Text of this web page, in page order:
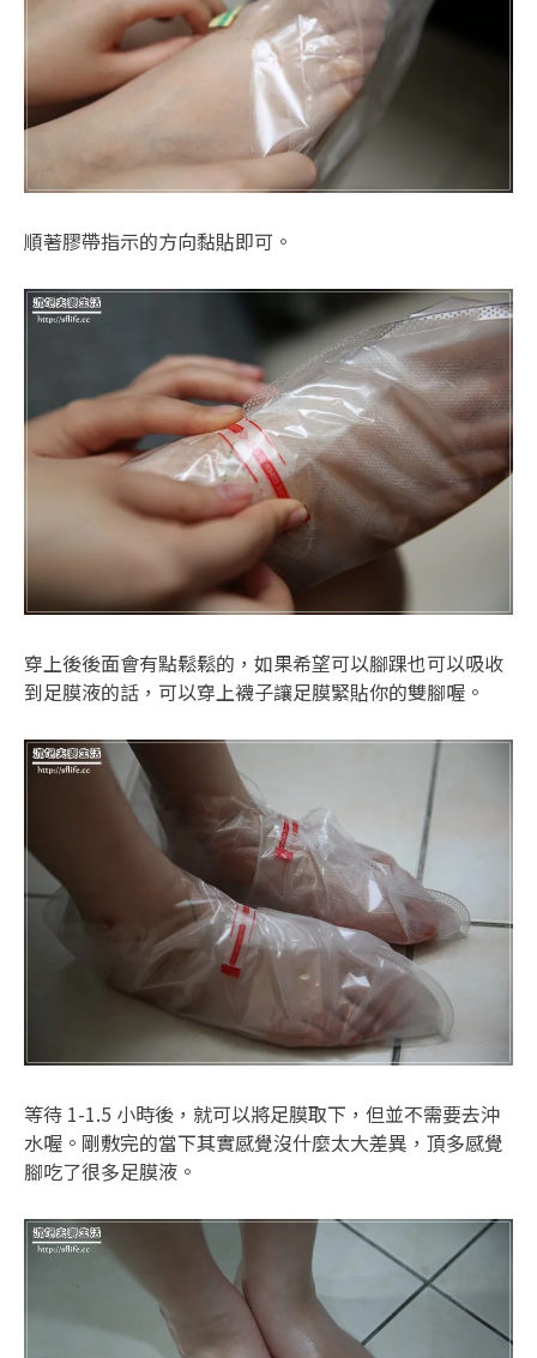
順著膠帶指示的方向黏貼即可。
穿上後後面會有點鬆鬆的，如果希望可以腳踝也可以吸收
到足膜液的話，可以穿上襪子讓足膜緊貼你的雙腳喔。
等待 1-1.5 小時後，就可以將足膜取下，但並不需要去沖
水喔。剛敷完的當下其實感覺沒什麼太大差異，頂多感覺
腳吃了很多足膜液。